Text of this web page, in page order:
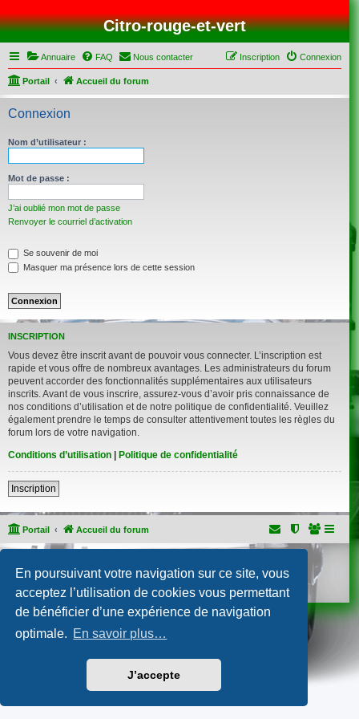
En poursuivant votre navigation sur ce site, vous
acceptez l’utilisation de cookies vous permettant
de bénéficier d’une expérience de navigation
optimale. En savoir plus…
J’accepte
Citro-rouge-et-vert
Annuaire FAQ Nous contacter Connexion
Inscription
Portail Accueil du forum
Connexion
Nom d’utilisateur :
Mot de passe :
J’ai oublié mon mot de passe
Renvoyer le courriel d’activation
Se souvenir de moi
Masquer ma présence lors de cette session
INSCRIPTION
Vous devez être inscrit avant de pouvoir vous connecter. L’inscription est
rapide et vous offre de nombreux avantages. Les administrateurs du forum
peuvent accorder des fonctionnalités supplémentaires aux utilisateurs
inscrits. Avant de vous inscrire, assurez-vous d’avoir pris connaissance de
nos conditions d’utilisation et de notre politique de confidentialité. Veuillez
également prendre le temps de consulter attentivement toutes les règles du
forum lors de votre navigation.
Conditions d’utilisation | Politique de confidentialité
Inscription
Portail Accueil du forum
Traduction française officielle©Qiaeru
Confidentialité |